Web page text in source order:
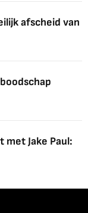
afscheid van
Jake Paul: